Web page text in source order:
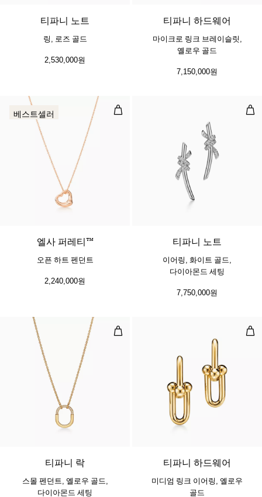
티파니 노트
링, 로즈 골드
2,530,000원
티파니 하드웨어
마이크로 링크 브레이슬릿,
옐로우 골드
7,150,000원
오픈 하트 펜던트
베스트셀러
엘사 퍼레티™
오픈 하트 펜던트
2,240,000원
이
티파니 노트
이어링, 화이트 골드,
다이아몬드 세팅
7,750,000원
스몰 펜던트, 옐로우 골드, 다이아몬
3 소재
티파니 락
스몰 펜던트, 옐로우 골드,
다이아몬드 세팅
미
티파니 하드웨어
미디엄 링크 이어링, 옐로우
골드